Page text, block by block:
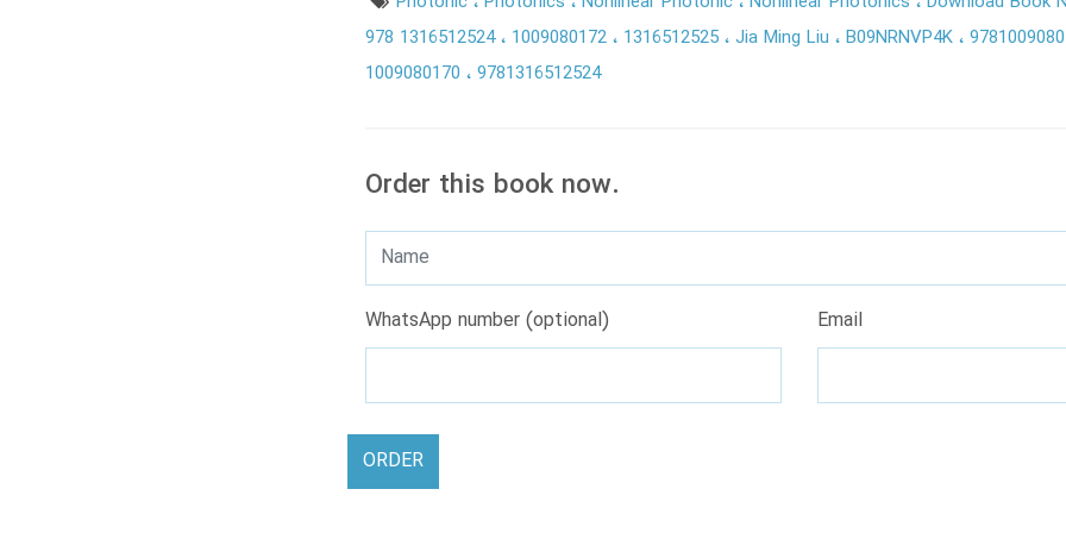
978 1316512524 1009080172 1316512525 Jia Ming Liu B09NRNVP4K
1009080170
9781316512524
Order this book now.
WhatsApp number (optional) Email
ORDER